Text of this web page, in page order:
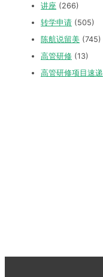
讲座 (266)
转学申请 (505)
陈航说留美 (745)
高管研修 (13)
高管研修项目速递